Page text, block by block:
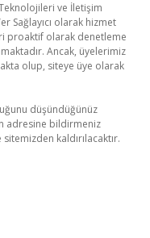
ve İletişim
Sağlayıcı olarak hizmet
proaktif olarak denetleme
Ancak, üyelerimiz
olup, siteye üye olarak
düşündüğünüz
adresine bildirmeniz
kaldırılacaktır.